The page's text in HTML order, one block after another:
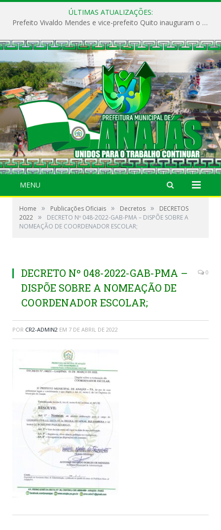
ÚLTIMAS ATUALIZAÇÕES:
Prefeito Vivaldo Mendes e vice-prefeito Quito inauguram o CAPS e fortalecem a saúde pública em Anajás.
MENU
Home » Publicações Oficiais » Decretos »
DECRETOS
2022 »
DECRETO Nº 048-2022-GAB-PMA – DISPÕE SOBRE A
NOMEAÇÃO DE COORDENADOR ESCOLAR;
DECRETO Nº 048-2022-GAB-PMA –
DISPÕE SOBRE A NOMEAÇÃO DE
COORDENADOR ESCOLAR;
0
POR CR2-ADMIN2 EM 7 DE ABRIL DE 2022